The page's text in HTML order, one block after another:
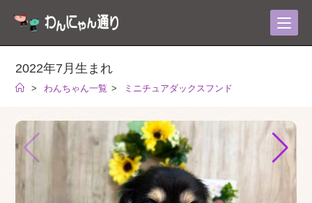
2022年7月生まれ
> わんちゃん一覧 > ミニチュアダックスフンド